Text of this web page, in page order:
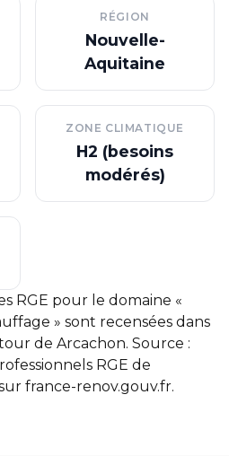
RÉGION
Nouvelle-
Aquitaine
ZONE CLIMATIQUE
H2 (besoins
modérés)
RGE pour le domaine «
» sont recensées dans
de Arcachon. Source :
RGE de
france-renov.gouv.fr.